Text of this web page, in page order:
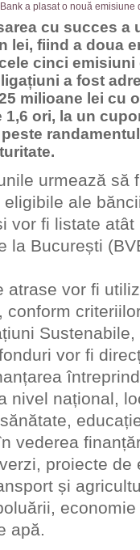
cu succes a
lei, fiind a doua
cinci
a fost
milioane lei cu
ori, la un
urmează să
ale
vor fi listate
la București
atrase vor fi
conform
vor fi
nivel național,
vederea
proiecte de
și
apă.